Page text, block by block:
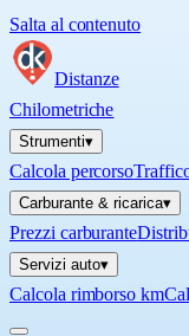
Salta al contenuto
Distanze
Chilometriche
Strumenti▾
Calcola percorso
Carburante & ricarica▾
Prezzi carburante
Servizi auto▾
Calcola rimborso km